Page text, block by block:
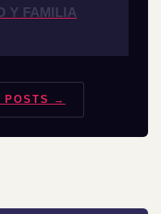
Y FAMILIA
POSTS →